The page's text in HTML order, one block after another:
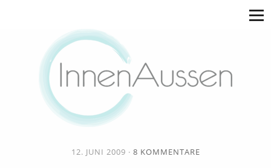
12. JUNI 2009 · 8 KOMMENTARE